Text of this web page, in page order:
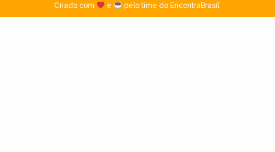
Criado com
e pelo time do EncontraBrasil